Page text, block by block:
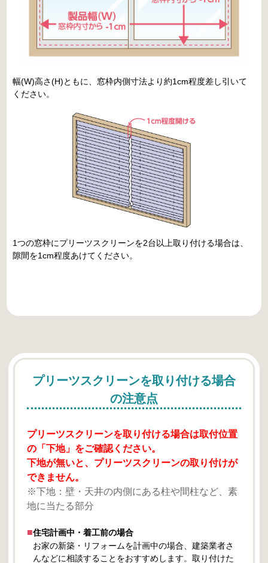
幅(W)高さ(H)ともに、窓枠内側寸法より約1cm程度差し引いて
ください。
1つの窓枠にプリーツスクリーンを2台以上取り付ける場合は、
隙間を1cm程度あけてください。
プリーツスクリーンを取り付ける場合
の注意点
プリーツスクリーンを取り付ける場合は取付位置
の「下地」をご確認ください。
下地が無いと、プリーツスクリーンの取り付けが
できません。
※下地：壁・天井の内側にある柱や間柱など、素
地に当たる部分
住宅計画中・着工前の場合
お家の新築・リフォームを計画中の場合、建築業者さ
んなどに相談することをおすすめします。取り付けた